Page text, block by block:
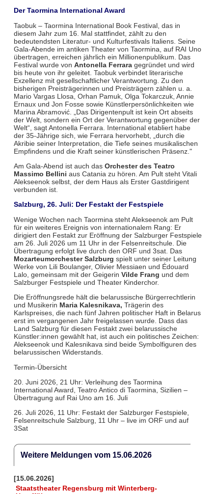
Der Taormina International Award
Taobuk – Taormina International Book Festival, das in
diesem Jahr zum 16. Mal stattfindet, zählt zu den
bedeutendsten Literatur- und Kulturfestivals Italiens. Seine
Gala-Abende im antiken Theater von Taormina, auf RAI Uno
übertragen, erreichen jährlich ein Millionenpublikum. Das
Festival wurde von Antonella Ferraragegründet und wird
bis heute von ihr geleitet. Taobuk verbindet literarische
Exzellenz mit gesellschaftlicher Verantwortung. Zu den
bisherigen Preisträgerinnen und Preisträgern zählen u. a.
Mario Vargas Llosa, Orhan Pamuk, Olga Tokarczuk, Annie
Ernaux und Jon Fosse sowie Künstlerpersönlichkeiten wie
Marina Abramović. „Das Dirigentenpult ist kein Ort abseits
der Welt, sondern ein Ort der Verantwortung gegenüber der
Welt“, sagt Antonella Ferrara. International etabliert habe
der 35-Jährige sich, wie Ferrara hervorhebt, „durch die
Akribie seiner Interpretation, die Tiefe seines musikalischen
Empfindens und die Kraft seiner künstlerischen Präsenz."
Am Gala-Abend ist auch das Orchester des Teatro
Massimo Bellini aus Catania zu hören. Am Pult steht Vitali
Alekseenok selbst, der dem Haus als Erster Gastdirigent
verbunden ist.
Salzburg, 26. Juli: Der Festakt der Festspiele
Wenige Wochen nach Taormina steht Alekseenok am Pult
für ein weiteres Ereignis von internationalem Rang: Er
dirigiert den Festakt zur Eröffnung der Salzburger Festspiele
am 26. Juli 2026 um 11 Uhr in der Felsenreitschule. Die
Übertragung erfolgt live durch den ORF und 3sat. Das
Mozarteumorchester Salzburg spielt unter seiner Leitung
Werke von Lili Boulanger, Olivier Messiaen und Édouard
Lalo, gemeinsam mit der Geigerin Vilde Frang und dem
Salzburger Festspiele und Theater Kinderchor.
Die Eröffnungsrede hält die belarussische Bürgerrechtlerin
und Musikerin Maria Kalesnikava, Trägerin des
Karlspreises, die nach fünf Jahren politischer Haft in Belarus
erst im vergangenen Jahr freigelassen wurde. Dass das
Land Salzburg für diesen Festakt zwei belarussische
Künstler:innen gewählt hat, ist auch ein politisches Zeichen:
Alekseenok und Kalesnikava sind beide Symbolfiguren des
belarussischen Widerstands.
Termin-Übersicht
20. Juni 2026, 21 Uhr: Verleihung des Taormina
International Award, Teatro Antico di Taormina, Sizilien –
Übertragung auf Rai Uno am 16. Juli
26. Juli 2026, 11 Uhr: Festakt der Salzburger Festspiele,
Felsenreitschule Salzburg, 11 Uhr – live im ORF und auf
3Sat
Weitere Meldungen vom 15.06.2026
[15.06.2026]
Staatstheater Regensburg mit Winterberg-